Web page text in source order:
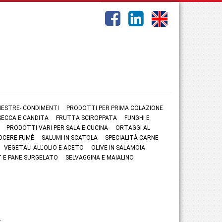
CONDIMENTI
PRODOTTI PER PRIMA COLAZIONE
E CANDITA
FRUTTA SCIROPPATA
FUNGHI E
PRODOTTI VARI PER SALA E CUCINA
ORTAGGI AL
FUMÈ
SALUMI IN SCATOLA
SPECIALITÀ CARNE
VEGETALI ALL'OLIO E ACETO
OLIVE IN SALAMOIA
E PANE SURGELATO
SELVAGGINA E MAIALINO